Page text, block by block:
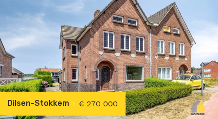
Dilsen-Stokkem € 270 000